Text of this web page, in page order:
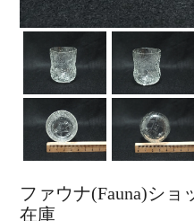
ファウナ(Fauna)シ
在庫